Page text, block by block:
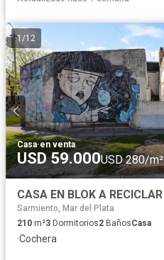
1 /12
Casa·en venta
USD 59.000USD 280/m²
Sarmiento, Mar del Plata
210 m²3 Dormitorios2 BañosCasa
·Cochera